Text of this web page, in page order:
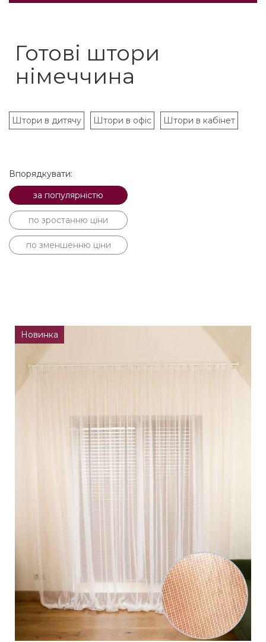
Готові штори
німеччина
Штори в дитячу Штори в офіс Штори в кабінет
Впорядкувати:
за популярністю
по зростанню ціни
по зменшенню ціни
Новинка